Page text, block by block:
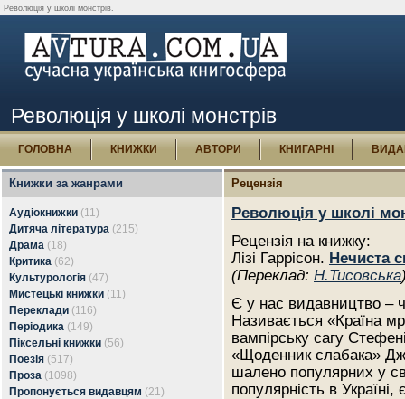
Революція у школі монстрів.
Революція у школі монстрів
ГОЛОВНА КНИЖКИ АВТОРИ КНИГАРНІ
Книжки за жанрами
Аудіокнижки (11)
Дитяча література (215)
Драма (18)
Критика (62)
Культурологія (47)
Мистецькі книжки (11)
Переклади (116)
Періодика (149)
Піксельні книжки (56)
Поезія (517)
Проза (1098)
Пропонується видавцям (21)
Рецензія
Революція у школі
Рецензія на книжку:
Лізі Гаррісон. Нечиста
(Переклад: Н.Тисовська
Є у нас видавництво –
Називається «Країна
вампірську сагу
«Щоденник слабака»
шалено популярних у
популярність в